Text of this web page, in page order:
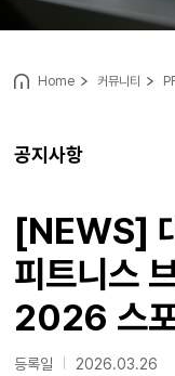
공지사항
Home 커뮤니티
[NEWS]
피트니스
2026 스
등록일 2026.03.26